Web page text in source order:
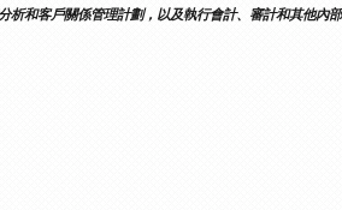
析和客戶關係管理計劃，以及執行會計、審計和其他內